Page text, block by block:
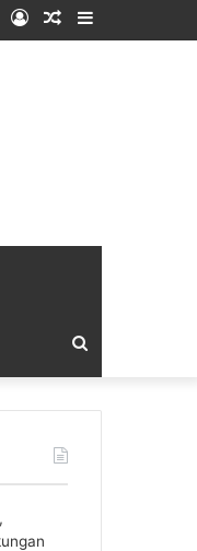
Sidebar
Random
Log
Search
for